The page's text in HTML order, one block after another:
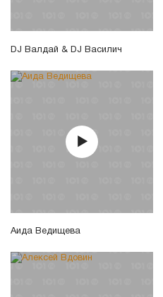
DJ Валдай & DJ Василич
Аида Ведищева